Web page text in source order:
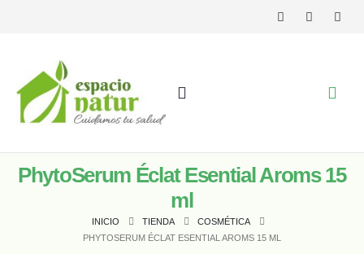
PhytoSerum Éclat Esential Aroms 15
ml
INICIO TIENDA
COSMÉTICA
PHYTOSERUM ÉCLAT ESENTIAL AROMS 15 ML